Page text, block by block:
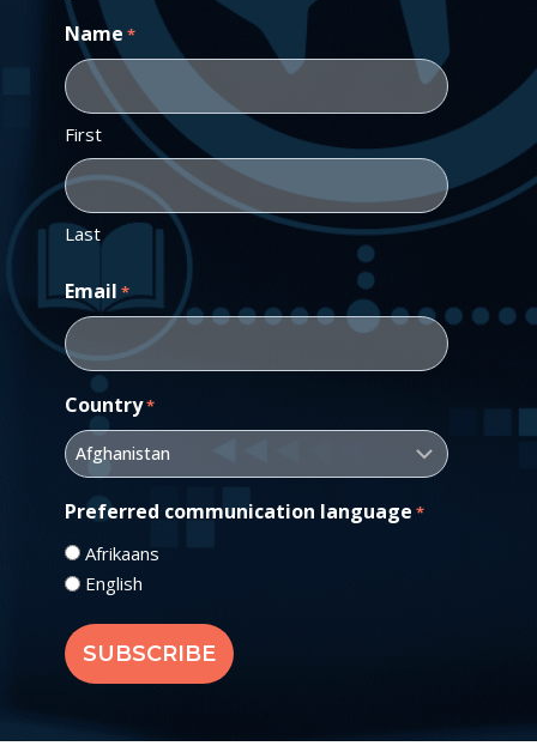
Name *
First
Last
Email *
Country*
Preferred communication language *
Afrikaans
English